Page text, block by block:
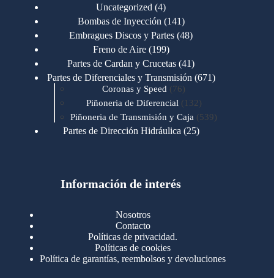
Uncategorized 44
productos
Bombas de Inyección 141141
productos
Embragues Discos y Partes 4848
Freno de Aire 199199
productos
Partes de Cardan y Crucetas 4141
productos
Partes de Diferenciales y Transmisión 671671
Coronas y Speed 7676
productos
Piñoneria de Diferencial 132 132
productos
Piñoneria de Transmisión y Caja 539539
Partes de Dirección Hidráulica 2525
Motores Cummins 723
Cummins B/C 855
Cummins ISF
Cummins ISM
productos
Cummins ISX 100100
Información de interés
Nosotros
Contacto
Políticas de privacidad.
Políticas de cookies
Política de garantías, reembolsos y devoluciones